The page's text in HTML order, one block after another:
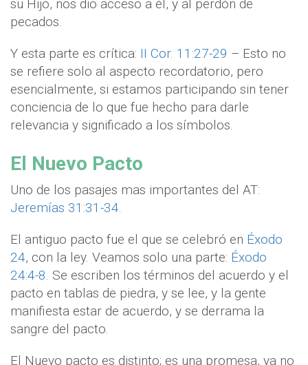
su Hijo, nos dio acceso a él, y al perdón de
pecados.
Y esta parte es crítica: II Cor. 11:27-29 – Esto no
se refiere solo al aspecto recordatorio, pero
esencialmente, si estamos participando sin tener
conciencia de lo que fue hecho para darle
relevancia y significado a los símbolos.
El Nuevo Pacto
Uno de los pasajes mas importantes del AT:
Jeremías 31:31-34.
El antiguo pacto fue el que se celebró en Éxodo
24, con la ley. Veamos solo una parte: Éxodo
24:4-8. Se escriben los términos del acuerdo y el
pacto en tablas de piedra, y se lee, y la gente
manifiesta estar de acuerdo, y se derrama la
sangre del pacto.
El Nuevo pacto es distinto; es una promesa, ya no